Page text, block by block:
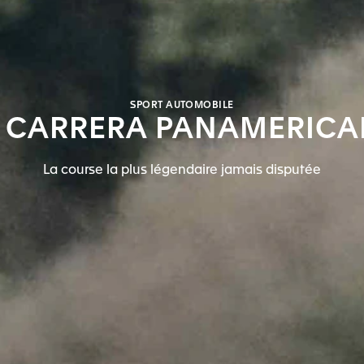
SPORT AUTOMOBILE
La course la plus légendaire jamais disputée